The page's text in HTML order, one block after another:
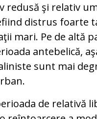
redusă şi relativ
distrus foarte
mari. Pe de altă
antebelică,
sunt mai
de relativă